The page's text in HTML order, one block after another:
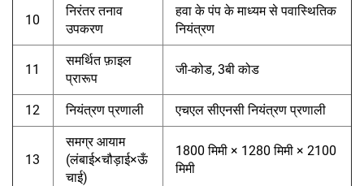
10
निरंतर तनाव
उपकरण
हवा के पंप के माध्यम से पवास्थितिक
नियंत्रण
11
समर्थित फ़ाइल
प्रारूप
जी-कोड, 3बी कोड
12 नियंत्रण प्रणाली एचएल सीएनसी नियंत्रण प्रणाली
13
समग्र आयाम
(लंबाई×चौड़ाई×ऊँ
चाई)
1800 मिमी × 1280 मिमी × 2100
मिमी